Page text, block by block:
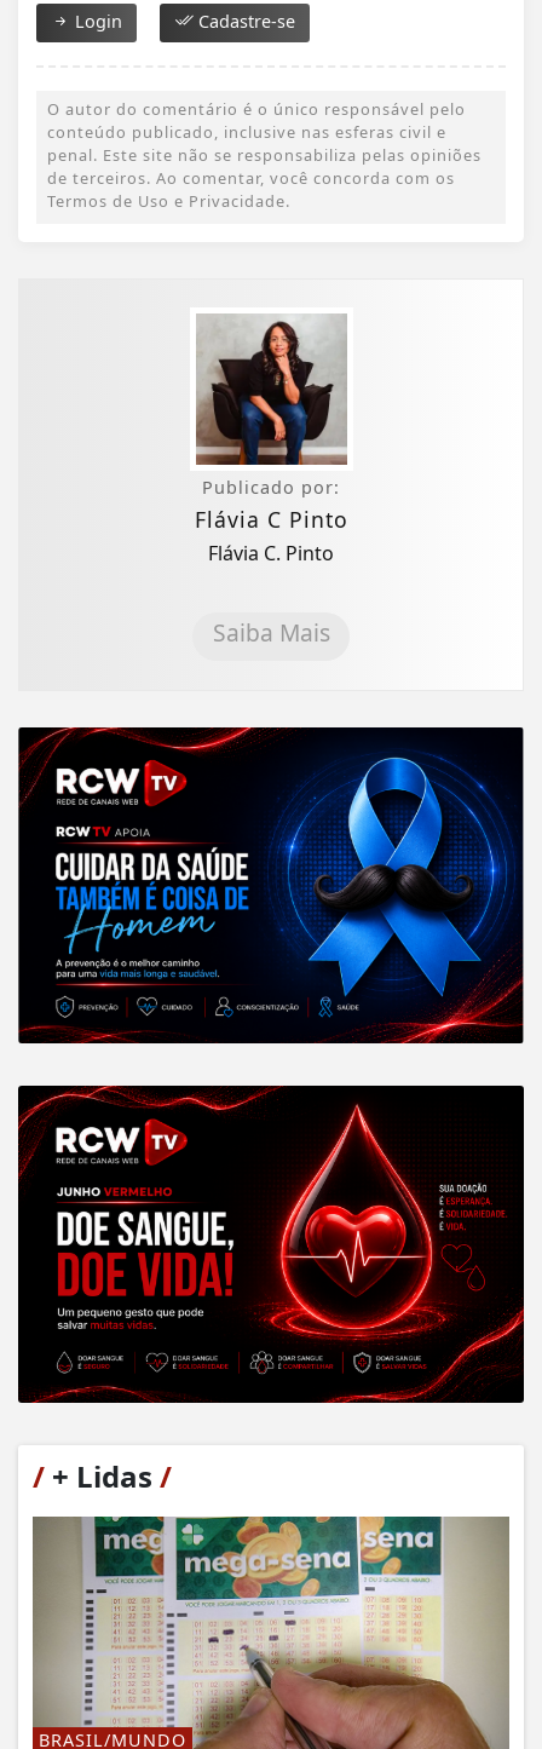
Login Cadastre-se
O autor do comentário é o único responsável pelo
conteúdo publicado, inclusive nas esferas civil e
penal. Este site não se responsabiliza pelas opiniões
de terceiros. Ao comentar, você concorda com os
Termos de Uso e Privacidade.
Publicado por:
Flávia C Pinto
Flávia C. Pinto
Saiba Mais
/ + Lidas /
BRASIL/MUNDO